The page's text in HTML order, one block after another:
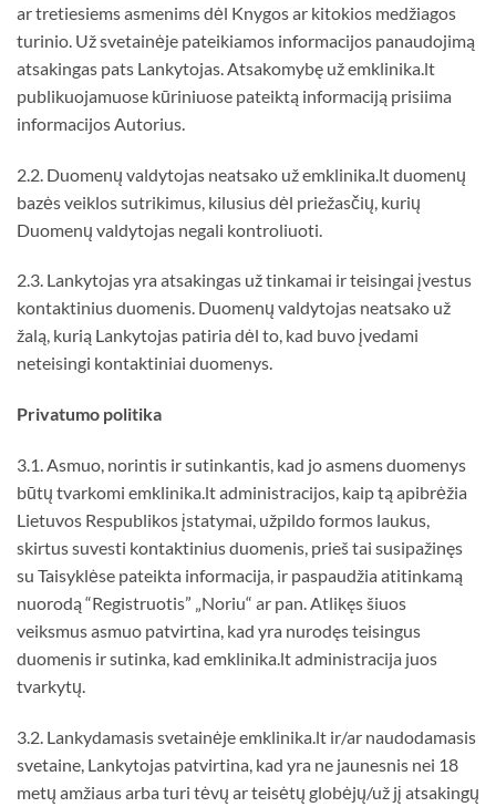
ar tretiesiems asmenims dėl Knygos ar kitokios medžiagos
turinio. Už svetainėje pateikiamos informacijos panaudojimą
atsakingas pats Lankytojas. Atsakomybę už emklinika.lt
publikuojamuose kūriniuose pateiktą informaciją prisiima
informacijos Autorius.
2.2. Duomenų valdytojas neatsako už emklinika.lt duomenų
bazės veiklos sutrikimus, kilusius dėl priežasčių, kurių
Duomenų valdytojas negali kontroliuoti.
2.3. Lankytojas yra atsakingas už tinkamai ir teisingai įvestus
kontaktinius duomenis. Duomenų valdytojas neatsako už
žalą, kurią Lankytojas patiria dėl to, kad buvo įvedami
neteisingi kontaktiniai duomenys.
Privatumo politika
3.1. Asmuo, norintis ir sutinkantis, kad jo asmens duomenys
būtų tvarkomi emklinika.lt administracijos, kaip tą apibrėžia
Lietuvos Respublikos įstatymai, užpildo formos laukus,
skirtus suvesti kontaktinius duomenis, prieš tai susipažinęs
su Taisyklėse pateikta informacija, ir paspaudžia atitinkamą
nuorodą “Registruotis” „Noriu“ ar pan. Atlikęs šiuos
veiksmus asmuo patvirtina, kad yra nurodęs teisingus
duomenis ir sutinka, kad emklinika.lt administracija juos
tvarkytų.
3.2. Lankydamasis svetainėje emklinika.lt ir/ar naudodamasis
svetaine, Lankytojas patvirtina, kad yra ne jaunesnis nei 18
metų amžiaus arba turi tėvų ar teisėtų globėjų/už jį atsakingų